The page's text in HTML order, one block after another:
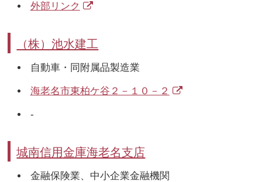
外部リンク
（株）池水建工
自動車・同附属品製造業
海老名市東柏ケ谷２－１０－２
-
城南信用金庫海老名支店
金融保険業、中小企業金融機関